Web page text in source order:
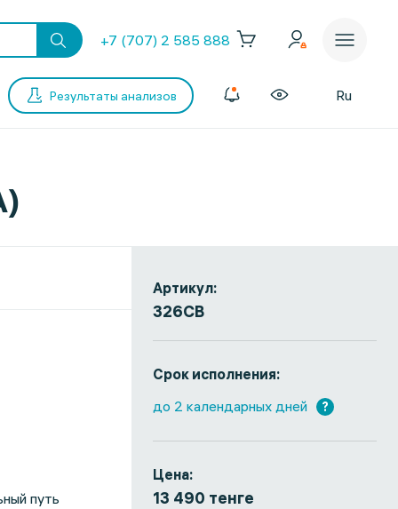
+7 (707) 2 585 888
Результаты анализов Ru
Артикул:
326СВ
Срок исполнения:
до 2 календарных дней
?
Цена:
13 490 тенге
путь